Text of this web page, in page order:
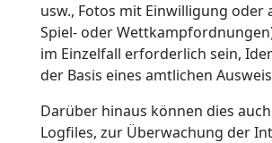
usw., Fotos mit Einwilligung oder
Spiel- oder
im Einzelfall erforderlich sein,
der Basis eines amtlichen
Darüber hinaus können dies
Logfiles, zur Überwachung der